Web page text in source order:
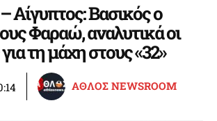
Αίγυπτος: Βασικός ο
Φαραώ, αναλυτικά οι
τη μάχη στους «32»
ΑΘΛΟΣ NEWSROOM